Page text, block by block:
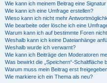
Wie kann ich meinem Beitrag eine
Wie kann ich eine Umfrage erstellen?
Wieso kann ich nicht mehr
Wie bearbeite oder lösche ich eine
Warum kann ich auf bestimmte Foren
Weshalb kann ich keine Dateianhänge
Weshalb wurde ich verwarnt?
Wie kann ich Beiträge den Moderatoren
Was bewirkt die „Speichern“-Schaltfläche
Warum muss mein Beitrag erst
Wie markiere ich ein Thema als neu?